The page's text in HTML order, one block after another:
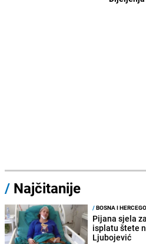
/ Najčitanije
/BOSNA I
Pijana sjela
isplatu štete
Ljubojević